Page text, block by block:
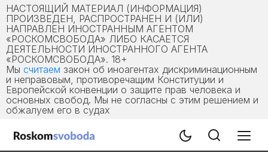
НАСТОЯЩИЙ МАТЕРИАЛ (ИНФОРМАЦИЯ)
ПРОИЗВЕДЕН, РАСПРОСТРАНЕН И (ИЛИ)
НАПРАВЛЕН ИНОСТРАННЫМ АГЕНТОМ
«РОСКОМСВОБОДА» ЛИБО КАСАЕТСЯ
ДЕЯТЕЛЬНОСТИ ИНОСТРАННОГО АГЕНТА
«РОСКОМСВОБОДА». 18+
Мы считаем закон об иноагентах дискриминационным
и неправовым, противоречащим Конституции и
Европейской конвенции о защите прав человека и
основных свобод. Мы не согласны с этим решением и
обжалуем его в судах